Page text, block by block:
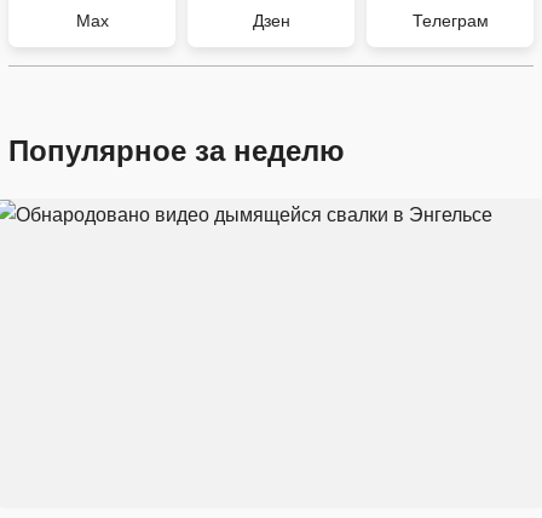
Max Дзен Телеграм
Популярное за неделю